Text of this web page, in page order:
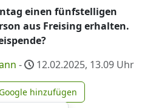
einen fünfstelligen
aus Freising erhalten.
- 12.02.2025, 13.09 Uhr
news.de zu Google
hinzufügen